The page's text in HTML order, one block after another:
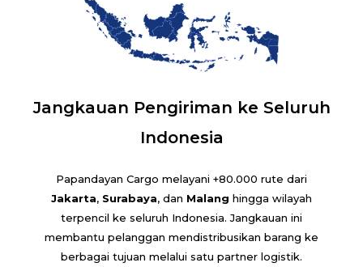
Jangkauan Pengiriman ke Seluruh
Indonesia
Papandayan Cargo melayani +80.000 rute dari
Jakarta, Surabaya, dan Malang hingga wilayah
terpencil ke seluruh Indonesia. Jangkauan ini
membantu pelanggan mendistribusikan barang ke
berbagai tujuan melalui satu partner logistik.